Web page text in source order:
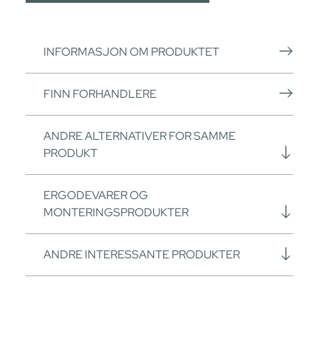
INFORMASJON OM PRODUKTET
FINN FORHANDLERE
ANDRE ALTERNATIVER FOR SAMME
PRODUKT
ERGODEVARER OG
MONTERINGSPRODUKTER
ANDRE INTERESSANTE PRODUKTER